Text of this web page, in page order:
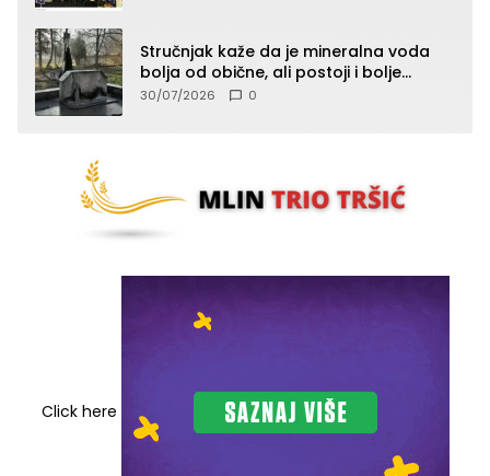
Stručnjak kaže da je mineralna voda
bolja od obične, ali postoji i bolje
rješenje
30/07/2026 0
Click here